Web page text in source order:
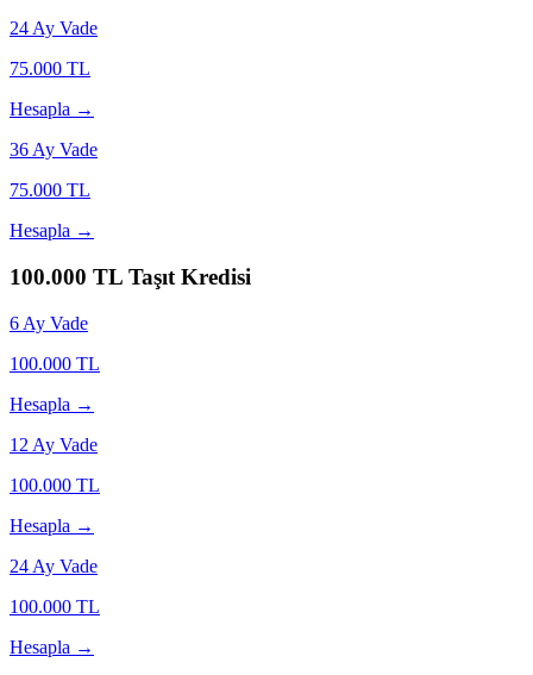
24 Ay Vade
75.000 TL
Hesapla →
36 Ay Vade
75.000 TL
Hesapla →
100.000 TL Taşıt Kredisi
6 Ay Vade
100.000 TL
Hesapla →
12 Ay Vade
100.000 TL
Hesapla →
24 Ay Vade
100.000 TL
Hesapla →